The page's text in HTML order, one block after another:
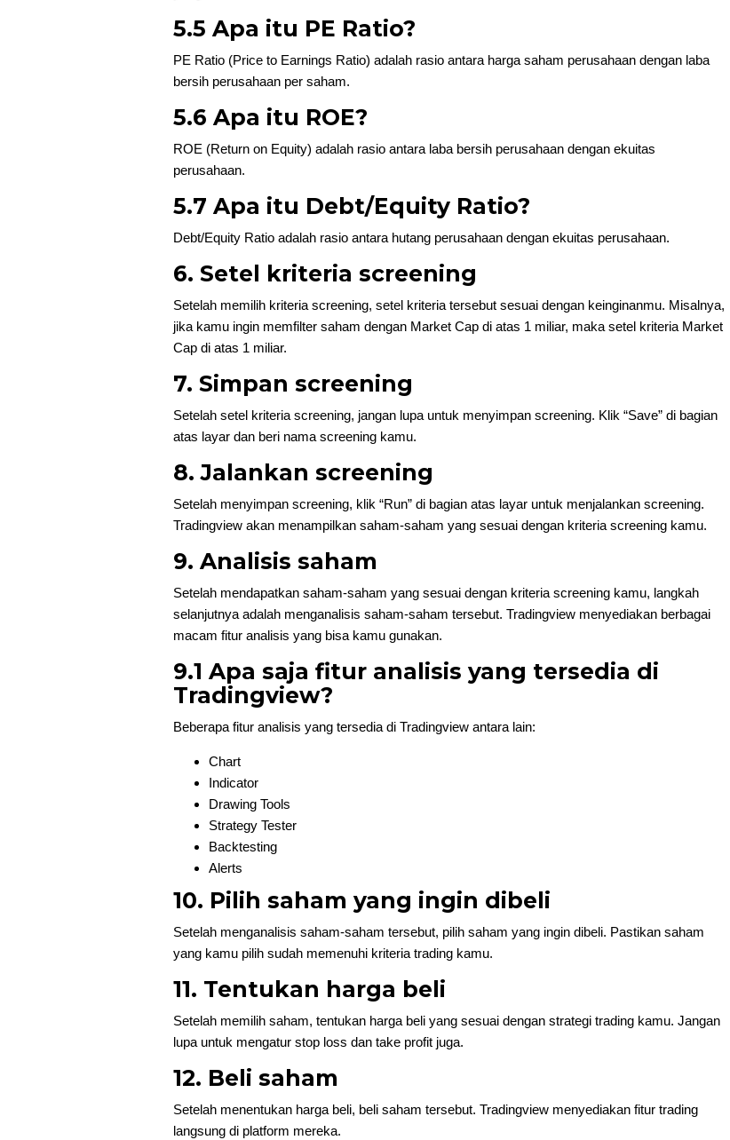
5.5 Apa itu PE Ratio?
PE Ratio (Price to Earnings Ratio) adalah rasio antara harga saham perusahaan dengan laba
bersih perusahaan per saham.
5.6 Apa itu ROE?
ROE (Return on Equity) adalah rasio antara laba bersih perusahaan dengan ekuitas
perusahaan.
5.7 Apa itu Debt/Equity Ratio?
Debt/Equity Ratio adalah rasio antara hutang perusahaan dengan ekuitas perusahaan.
6. Setel kriteria screening
Setelah memilih kriteria screening, setel kriteria tersebut sesuai dengan keinginanmu. Misalnya,
jika kamu ingin memfilter saham dengan Market Cap di atas 1 miliar, maka setel kriteria Market
Cap di atas 1 miliar.
7. Simpan screening
Setelah setel kriteria screening, jangan lupa untuk menyimpan screening. Klik “Save” di bagian
atas layar dan beri nama screening kamu.
8. Jalankan screening
Setelah menyimpan screening, klik “Run” di bagian atas layar untuk menjalankan screening.
Tradingview akan menampilkan saham-saham yang sesuai dengan kriteria screening kamu.
9. Analisis saham
Setelah mendapatkan saham-saham yang sesuai dengan kriteria screening kamu, langkah
selanjutnya adalah menganalisis saham-saham tersebut. Tradingview menyediakan berbagai
macam fitur analisis yang bisa kamu gunakan.
9.1 Apa saja fitur analisis yang tersedia di
Tradingview?
Beberapa fitur analisis yang tersedia di Tradingview antara lain:
Chart
Indicator
Drawing Tools
Strategy Tester
Backtesting
Alerts
10. Pilih saham yang ingin dibeli
Setelah menganalisis saham-saham tersebut, pilih saham yang ingin dibeli. Pastikan saham
yang kamu pilih sudah memenuhi kriteria trading kamu.
11. Tentukan harga beli
Setelah memilih saham, tentukan harga beli yang sesuai dengan strategi trading kamu. Jangan
lupa untuk mengatur stop loss dan take profit juga.
12. Beli saham
Setelah menentukan harga beli, beli saham tersebut. Tradingview menyediakan fitur trading
langsung di platform mereka.